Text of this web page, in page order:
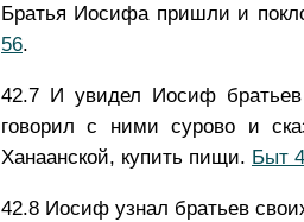
Братья Иосифа пришли и
56.
42.7 И увидел Иосиф
говорил с ними сурово и
Ханаанской, купить пищи. Быт
42.8 Иосиф узнал братьев